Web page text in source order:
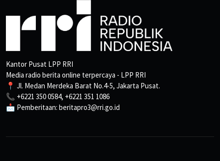
Kantor Pusat LPP RRI
Media radio berita online terpercaya - LPP RRI
📍 Jl. Medan Merdeka Barat No.4-5, Jakarta Pusat.
📞 +6221 350 0584, +6221 351 1086
📩 Pemberitaan: beritapro3@rri.go.id